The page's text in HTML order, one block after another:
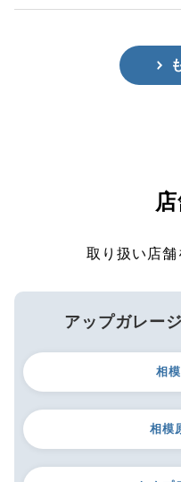
取り扱い店舗
アップガレー
相
相模